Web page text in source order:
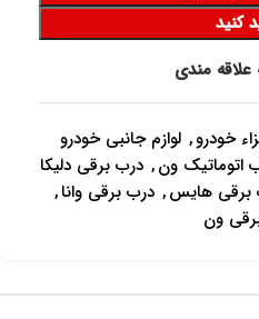
کنید
علاقه مندی
خودرو, لوازم جانبی خودرو
اتوماتیک ون, درب برقی دلیکا
برقی هایس, درب برقی وانا,
ون